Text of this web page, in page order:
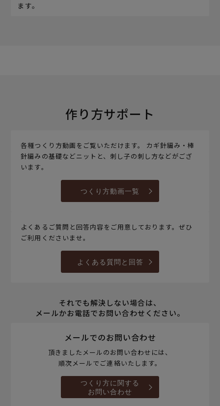
ます。
作り方サポート
各種つくり方動画をご覧いただけます。 カギ針編み・棒
針編みの基礎などニットと、刺し子の刺し方などがござ
います。
つくり方動画一覧
よくあるご質問と回答内容をご用意しております。ぜひ
ご利用くださいませ。
よくある質問と回答
それでも解決しない場合は、
メールかお電話でお問い合わせください。
メールでのお問い合わせ
頂きましたメールのお問い合わせには、
順次メールでご連絡いたします。
つくり方に関する
お問い合わせ